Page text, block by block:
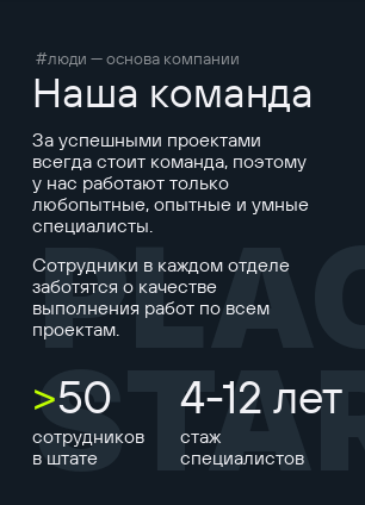
#люди — основа компании
Наша команда
За успешными проектами
всегда стоит команда, поэтому
у нас работают только
любопытные, опытные и умные
специалисты.
Сотрудники в каждом отделе
заботятся о качестве
выполнения работ по всем
проектам.
>50
сотрудников
в штате
4-12 лет
стаж
специалистов